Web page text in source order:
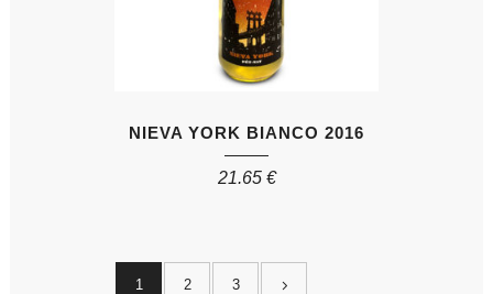
NIEVA YORK BIANCO 2016
21.65 €
1 2 3